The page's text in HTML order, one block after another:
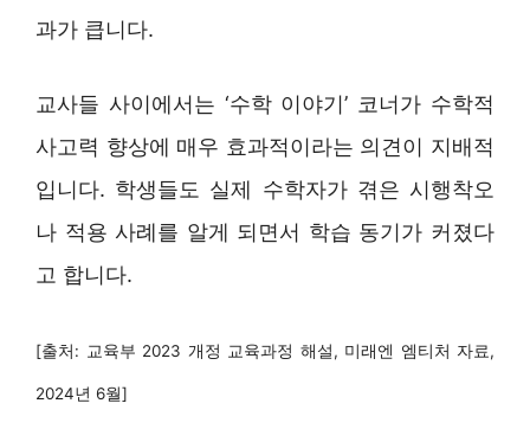
과가 큽니다.
교사들 사이에서는 ‘수학 이야기’ 코너가 수학적
사고력 향상에 매우 효과적이라는 의견이 지배적
입니다. 학생들도 실제 수학자가 겪은 시행착오
나 적용 사례를 알게 되면서 학습 동기가 커졌다
고 합니다.
[출처: 교육부 2023 개정 교육과정 해설, 미래엔 엠티처 자료,
2024년 6월]